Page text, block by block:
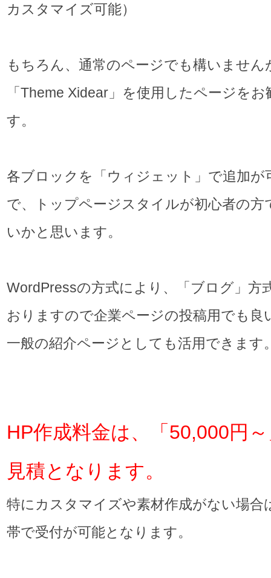
カスタマイズ可能）
もちろん、通常のページでも構いません
「Theme Xidear」を使用したページを
す。
各ブロックを「ウィジェット」で追加が
で、トップページスタイルが初心者の方
いかと思います。
WordPressの方式により、「ブログ」方
おりますので企業ページの投稿用でも良
一般の紹介ページとしても活用できます
HP作成料金は、「50,000円
見積となります。
特にカスタマイズや素材作成がない場合
帯で受付が可能となります。